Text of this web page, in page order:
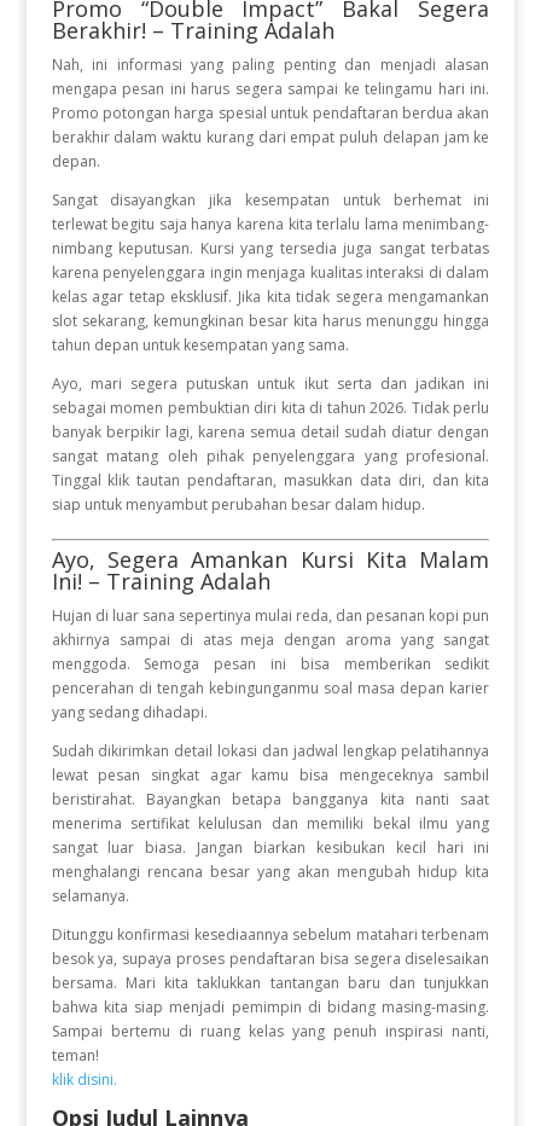
Promo “Double Impact” Bakal Segera
Berakhir! – Training Adalah
Nah, ini informasi yang paling penting dan menjadi alasan
mengapa pesan ini harus segera sampai ke telingamu hari ini.
Promo potongan harga spesial untuk pendaftaran berdua akan
berakhir dalam waktu kurang dari empat puluh delapan jam ke
depan.
Sangat disayangkan jika kesempatan untuk berhemat ini
terlewat begitu saja hanya karena kita terlalu lama menimbang-
nimbang keputusan. Kursi yang tersedia juga sangat terbatas
karena penyelenggara ingin menjaga kualitas interaksi di dalam
kelas agar tetap eksklusif. Jika kita tidak segera mengamankan
slot sekarang, kemungkinan besar kita harus menunggu hingga
tahun depan untuk kesempatan yang sama.
Ayo, mari segera putuskan untuk ikut serta dan jadikan ini
sebagai momen pembuktian diri kita di tahun 2026. Tidak perlu
banyak berpikir lagi, karena semua detail sudah diatur dengan
sangat matang oleh pihak penyelenggara yang profesional.
Tinggal klik tautan pendaftaran, masukkan data diri, dan kita
siap untuk menyambut perubahan besar dalam hidup.
Ayo, Segera Amankan Kursi Kita Malam
Ini! – Training Adalah
Hujan di luar sana sepertinya mulai reda, dan pesanan kopi pun
akhirnya sampai di atas meja dengan aroma yang sangat
menggoda. Semoga pesan ini bisa memberikan sedikit
pencerahan di tengah kebingunganmu soal masa depan karier
yang sedang dihadapi.
Sudah dikirimkan detail lokasi dan jadwal lengkap pelatihannya
lewat pesan singkat agar kamu bisa mengeceknya sambil
beristirahat. Bayangkan betapa bangganya kita nanti saat
menerima sertifikat kelulusan dan memiliki bekal ilmu yang
sangat luar biasa. Jangan biarkan kesibukan kecil hari ini
menghalangi rencana besar yang akan mengubah hidup kita
selamanya.
Ditunggu konfirmasi kesediaannya sebelum matahari terbenam
besok ya, supaya proses pendaftaran bisa segera diselesaikan
bersama. Mari kita taklukkan tantangan baru dan tunjukkan
bahwa kita siap menjadi pemimpin di bidang masing-masing.
Sampai bertemu di ruang kelas yang penuh inspirasi nanti,
teman!
klik disini.
Opsi Judul Lainnya